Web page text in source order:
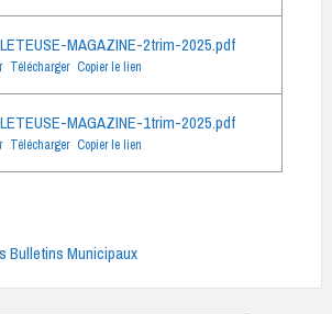
MAGAZINE-2trim-2025.pdf
Télécharger Copier le lien
MAGAZINE-1trim-2025.pdf
Télécharger Copier le lien
Bulletins Municipaux